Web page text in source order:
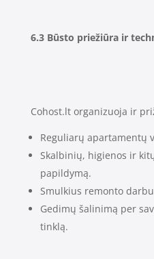
6.3 Būsto priežiūra ir
Cohost.lt organizuoja ir
Reguliarų apartamentų
Skalbinių, higienos ir
papildymą.
Smulkius remonto
Gedimų šalinimą per
tinklą.